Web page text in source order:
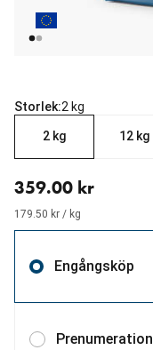
Storlek:2 kg
2 kg 12 kg
359.00 kr
179.50 kr / kg
Engångsköp
Prenumeration